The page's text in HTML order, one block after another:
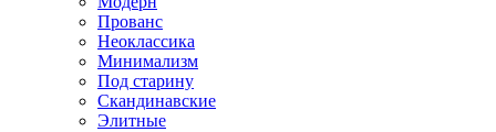
Прованс
Неоклассика
Минимализм
Под старину
Скандинавские
Элитные